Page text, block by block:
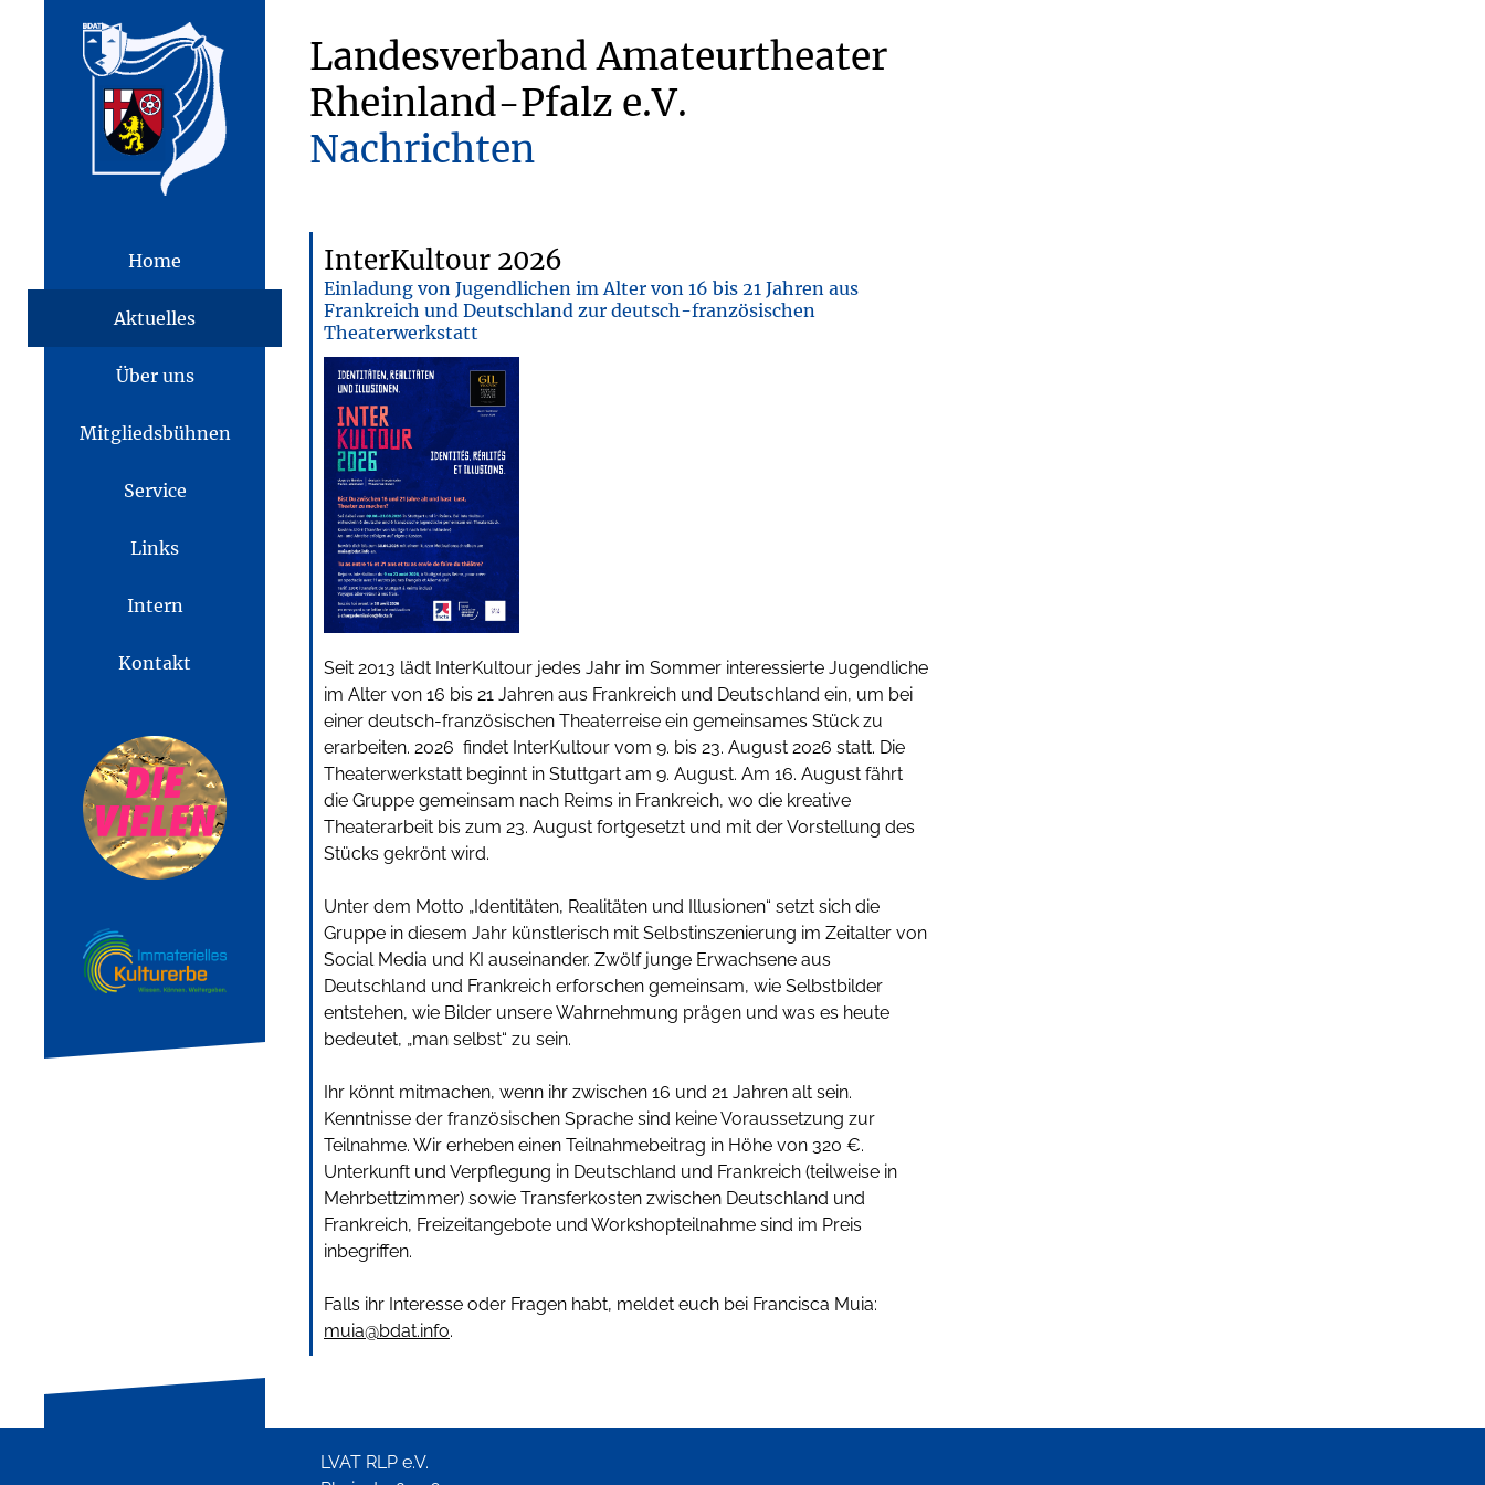
Home
Aktuelles
Über uns
Mitgliedsbühnen
Service
Links
Intern
Kontakt
Landesverband Amateurtheater
Rheinland-Pfalz e.V.
Nachrichten
InterKultour 2026
Einladung von Jugendlichen im Alter von 16 bis 21 Jahren aus
Frankreich und Deutschland zur deutsch-französischen
Theaterwerkstatt
Seit 2013 lädt InterKultour jedes Jahr im Sommer interessierte Jugendliche
im Alter von 16 bis 21 Jahren aus Frankreich und Deutschland ein, um bei
einer deutsch-französischen Theaterreise ein gemeinsames Stück zu
erarbeiten. 2026 findet InterKultour vom 9. bis 23. August 2026 statt. Die
Theaterwerkstatt beginnt in Stuttgart am 9. August. Am 16. August fährt
die Gruppe gemeinsam nach Reims in Frankreich, wo die kreative
Theaterarbeit bis zum 23. August fortgesetzt und mit der Vorstellung des
Stücks gekrönt wird.
Unter dem Motto „Identitäten, Realitäten und Illusionen“ setzt sich die
Gruppe in diesem Jahr künstlerisch mit Selbstinszenierung im Zeitalter von
Social Media und KI auseinander. Zwölf junge Erwachsene aus
Deutschland und Frankreich erforschen gemeinsam, wie Selbstbilder
entstehen, wie Bilder unsere Wahrnehmung prägen und was es heute
bedeutet, „man selbst“ zu sein.
Ihr könnt mitmachen, wenn ihr zwischen 16 und 21 Jahren alt sein.
Kenntnisse der französischen Sprache sind keine Voraussetzung zur
Teilnahme. Wir erheben einen Teilnahmebeitrag in Höhe von 320 €.
Unterkunft und Verpflegung in Deutschland und Frankreich (teilweise in
Mehrbettzimmer) sowie Transferkosten zwischen Deutschland und
Frankreich, Freizeitangebote und Workshopteilnahme sind im Preis
inbegriffen.
Falls ihr Interesse oder Fragen habt, meldet euch bei Francisca Muia:
muia@bdat.info.
LVAT RLP e.V.